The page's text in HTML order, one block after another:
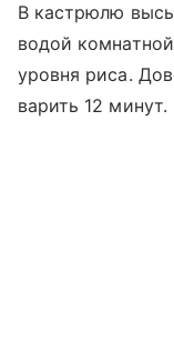
В кастрюлю
водой
уровня риса.
варить 12 минут.